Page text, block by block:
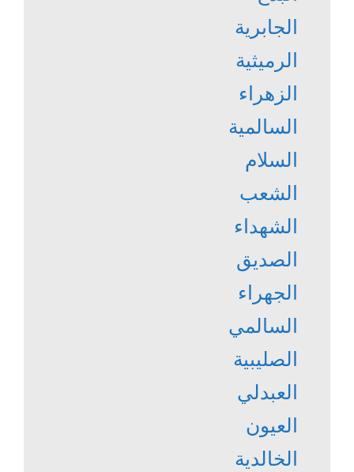
الجابرية
الرميثية
الزهراء
السالمية
السلام
الشعب
الشهداء
الصديق
الجهراء
السالمي
الصليبية
العبدلي
العيون
الخالدية